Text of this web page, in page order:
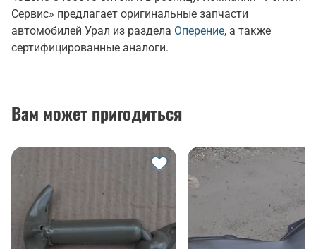
Сервис» предлагает оригинальные запчасти
автомобилей Урал из раздела Оперение, а также
сертифицированные аналоги.
Вам может пригодиться